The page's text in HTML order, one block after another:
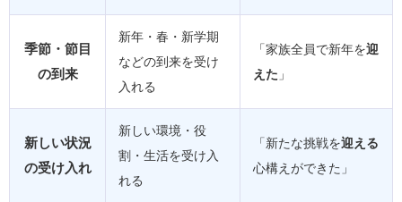
季節・節目
の到来
新年・春・新学期
などの到来を受け
入れる
「家族全員で新年を迎
えた 」
新しい状況
の受け入れ
新しい環境・役
割・生活を受け入
れる
「新たな挑戦を迎える
心構えができた」